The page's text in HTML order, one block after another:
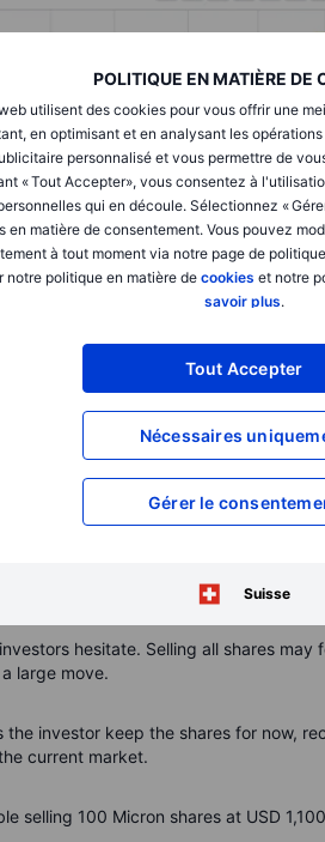
POLITIQUE EN MATIÈRE DE
utilisent des cookies pour vous offrir une
en optimisant et en analysant les
personnalisé et vous permettre de
« Tout Accepter», vous consentez à
qui en découle. Sélectionnez «
en matière de consentement. Vous pouvez
à tout moment via notre page de
notre politique en matière de cookies et notre
savoir plus.
Tout Accepter
Nécessaires
Gérer le
Suisse
who may want to optimise
27 May 2026)
shareholders
hesitate. Selling all shares may
large move.
investor keep the shares for now,
current market.
selling 100 Micron shares at USD